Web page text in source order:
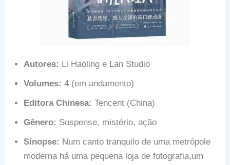
Autores: Li Haoling e Lan Studio
Volumes: 4 (em andamento)
Editora Chinesa: Tencent (China)
Gênero: Suspense, mistério, ação
Sinopse: Num canto tranquilo de uma metrópole
moderna há uma pequena loja de fotografia,um